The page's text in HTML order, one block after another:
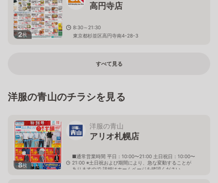
2枚
高円寺店
8:30～21:30
東京都杉並区高円寺南4-28-3
すべて見る
洋服の青山のチラシを見る
8枚
洋服の青山
アリオ札幌店
■通常営業時間 平日：10:00〜21:00 土日祝日：10:00〜
21:00 ※土日祝および期間により、急な変動することが
ありますので 詳細はホームページを確認ください